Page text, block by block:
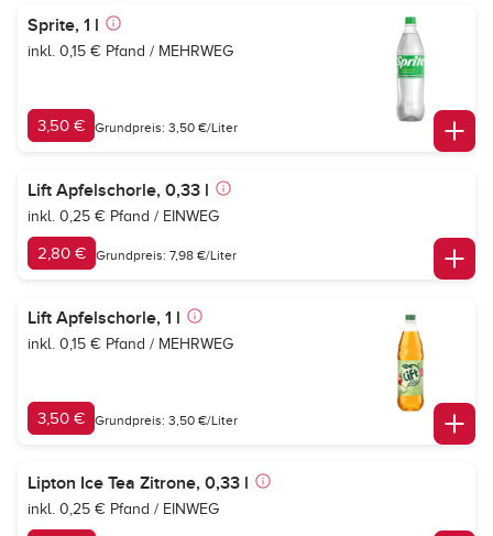
Sprite, 1 l
inkl. 0,15 € Pfand / MEHRWEG
3,50 € Grundpreis: 3,50 €/Liter
Lift Apfelschorle, 0,33 l
inkl. 0,25 € Pfand / EINWEG
2,80 € Grundpreis: 7,98 €/Liter
Lift Apfelschorle, 1 l
inkl. 0,15 € Pfand / MEHRWEG
3,50 € Grundpreis: 3,50 €/Liter
Lipton Ice Tea Zitrone, 0,33 l
inkl. 0,25 € Pfand / EINWEG